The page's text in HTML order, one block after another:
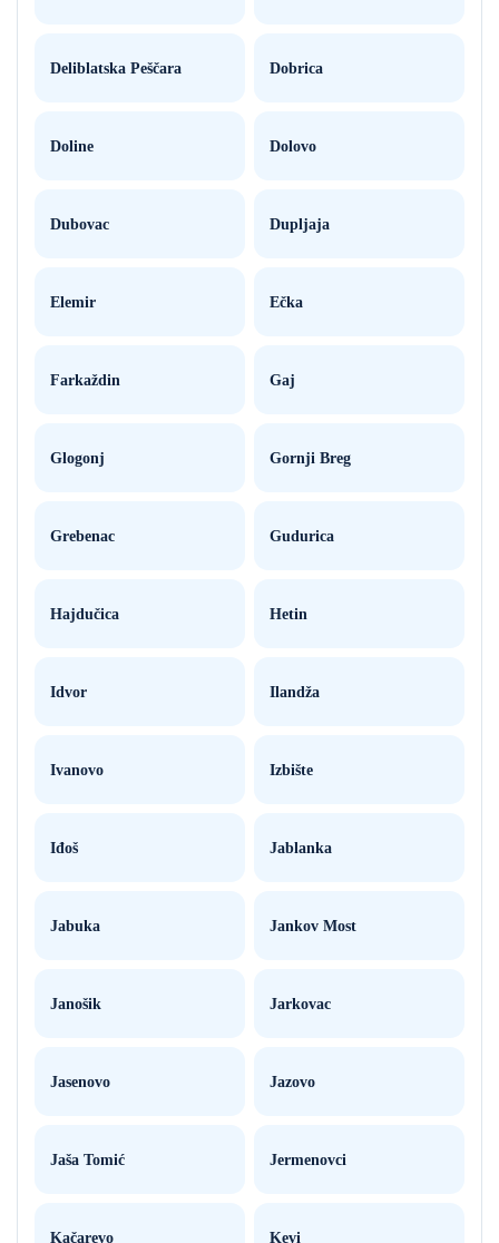
Deliblatska Peščara Dobrica
Doline Dolovo
Dubovac Dupljaja
Elemir Ečka
Farkaždin Gaj
Glogonj Gornji Breg
Grebenac Gudurica
Hajdučica Hetin
Idvor Ilandža
Ivanovo Izbište
Iđoš Jablanka
Jabuka Jankov Most
Janošik Jarkovac
Jasenovo Jazovo
Jaša Tomić Jermenovci
Kačarevo Kevi